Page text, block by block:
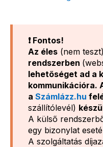
❗ Fontos!
Az éles(nem teszt)
rendszerben
lehetőséget ad a
kommunikációra.
a Számlázz.hu
szállítólevél)
A külső
egy bizonylat
A szolgáltatás